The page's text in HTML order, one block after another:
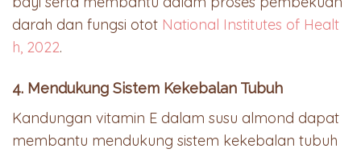
darah dan fungsi otot National Institutes of Healt
h, 2022.
4. Mendukung Sistem Kekebalan Tubuh
Kandungan vitamin E dalam susu almond dapat
membantu mendukung sistem kekebalan tubuh